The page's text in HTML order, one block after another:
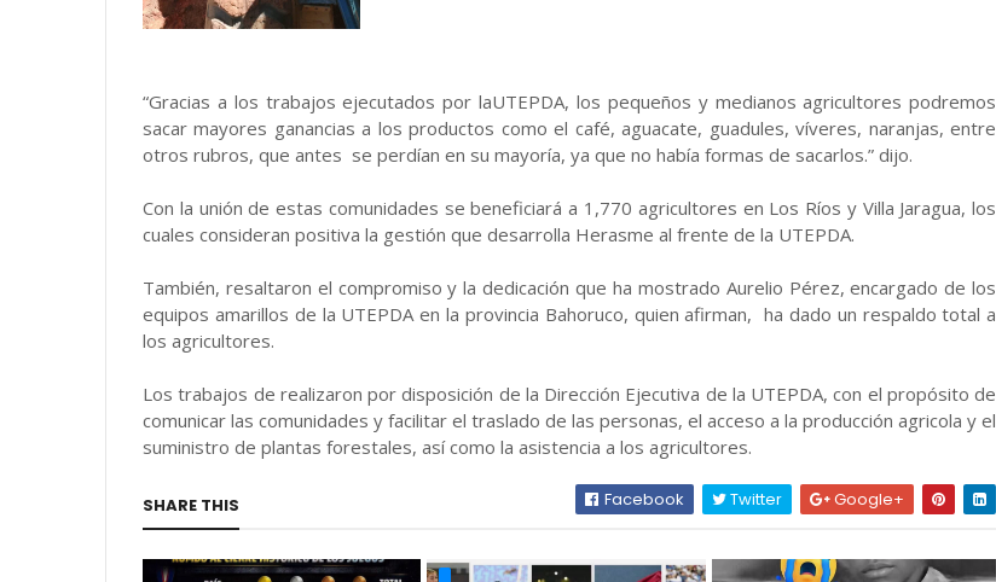
“Gracias a los trabajos ejecutados por laUTEPDA, los pequeños y medianos agricultores podremos
sacar mayores ganancias a los productos como el café, aguacate, guadules, víveres, naranjas, entre
otros rubros, que antes se perdían en su mayoría, ya que no había formas de sacarlos.” dijo.
Con la unión de estas comunidades se beneficiará a 1,770 agricultores en Los Ríos y Villa Jaragua, los
cuales consideran positiva la gestión que desarrolla Herasme al frente de la UTEPDA.
También, resaltaron el compromiso y la dedicación que ha mostrado Aurelio Pérez, encargado de los
equipos amarillos de la UTEPDA en la provincia Bahoruco, quien afirman, ha dado un respaldo total a
los agricultores.
Los trabajos de realizaron por disposición de la Dirección Ejecutiva de la UTEPDA, con el propósito de
comunicar las comunidades y facilitar el traslado de las personas, el acceso a la producción agricola y el
suministro de plantas forestales, así como la asistencia a los agricultores.
SHARE THIS Facebook Twitter Google+